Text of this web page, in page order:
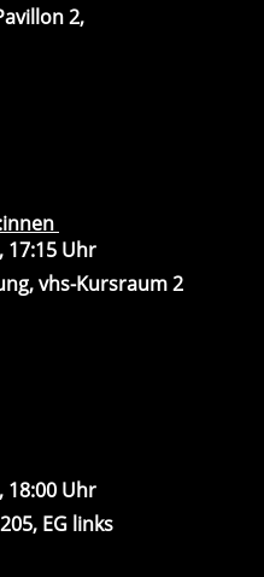
2,
17:15 Uhr
vhs-Kursraum 2
18:00 Uhr
EG links